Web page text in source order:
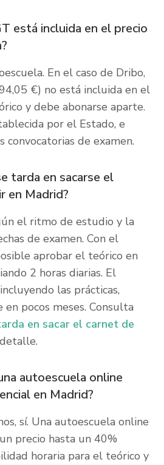
está incluida en el precio
En el caso de Dribo,
€) no está incluida en el
y debe abonarse aparte.
por el Estado, e
convocatorias de examen.
tarda en sacarse el
en Madrid?
el ritmo de estudio y la
de examen. Con el
aprobar el teórico en
2 horas diarias. El
las prácticas,
pocos meses. Consulta
en sacar el carnet de
autoescuela online
en Madrid?
sí. Una autoescuela online
precio hasta un 40%
horaria para el teórico y